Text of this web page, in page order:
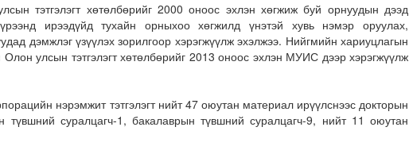
тэтгэлэгт хөтөлбөрийг 2000 оноос эхлэн хөгжиж буй орнуудын дээд
ирээдүйд тухайн орныхоо хөгжилд үнэтэй хувь нэмэр оруулах,
дэмжлэг үзүүлэх зорилгоор хэрэгжүүлж эхэлжээ. Нийгмийн хариуцлагын
улсын тэтгэлэгт хөтөлбөрийг 2013 оноос эхлэн МУИС дээр хэрэгжүүлж
нэрэмжит тэтгэлэгт нийт 47 оюутан материал ирүүлснээс докторын
түвшний суралцагч-1, бакалаврын түвшний суралцагч-9, нийт 11 оюутан